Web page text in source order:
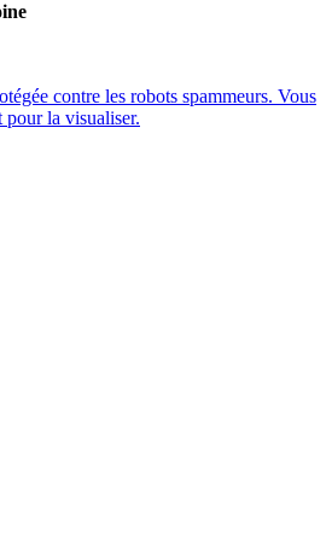
contre les robots spammeurs. Vous
pour la visualiser.